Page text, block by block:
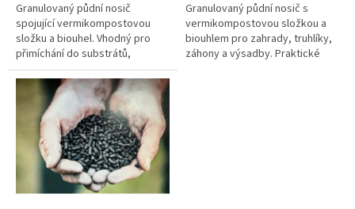
Granulovaný půdní nosič
spojující vermikompostovou
složku a biouhel. Vhodný pro
přimíchání do substrátů,
truhlíků, záhonů a k rostlinám.
Granulovaný půdní nosič s
vermikompostovou složkou a
biouhlem pro zahrady, truhlíky,
záhony a výsadby. Praktické